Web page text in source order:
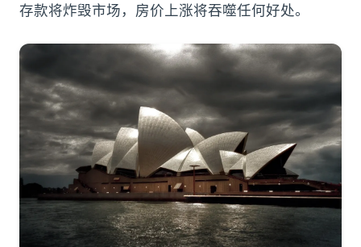
存款将炸毁市场，房价上涨将吞噬任何好处。